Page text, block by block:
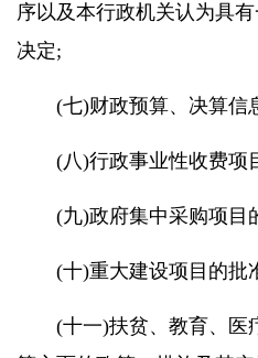
序以及本行政机关认为具
决定;
(七)财政预算、决算信
(八)行政事业性收费项
(九)政府集中采购项目
(十)重大建设项目的批
(十一)扶贫、教育、医